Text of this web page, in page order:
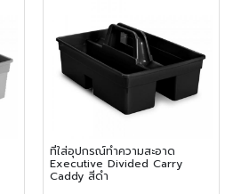
ที่ใส่อุปกรณ์ทำความสะอาด
Executive Divided Carry
Caddy สีดำ